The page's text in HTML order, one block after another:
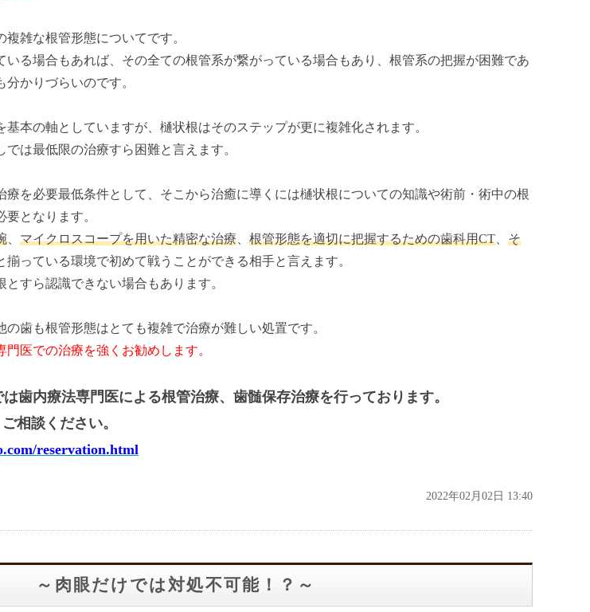
雑な根管形態についてです。
いる場合もあれば、その全ての根管系が繋がっている場合もあり、根管系の把握が困難であ
かりづらいのです。
本の軸としていますが、樋状根はそのステップが更に複雑化されます。
は最低限の治療すら困難と言えます。
療を必要最低条件として、そこから治癒に導くには樋状根についての知識や術前・術中の根
となります。
マイクロスコープを用いた精密な治療 根管形態を適切に把握するための歯科用CT
そ
揃っている環境で初めて戦うことができる相手と言えます。
すら認識できない場合もあります。
歯も根管形態はとても複雑で治療が難しい処置です。
医での治療を強くお勧めします。
歯内療法専門医による根管治療、歯髄保存治療を行っております。
相談ください。
reservation.html
2022年02月02日 13:40
肉眼だけでは対処不可能！？～